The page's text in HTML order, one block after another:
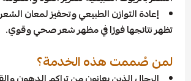
إعادة التوازن الطبيعي وتحفيز لمعان
تظهر نتائجها فورًا في مظهر شعر صحي وقوي.
لمن صُممت هذه الخدمة؟